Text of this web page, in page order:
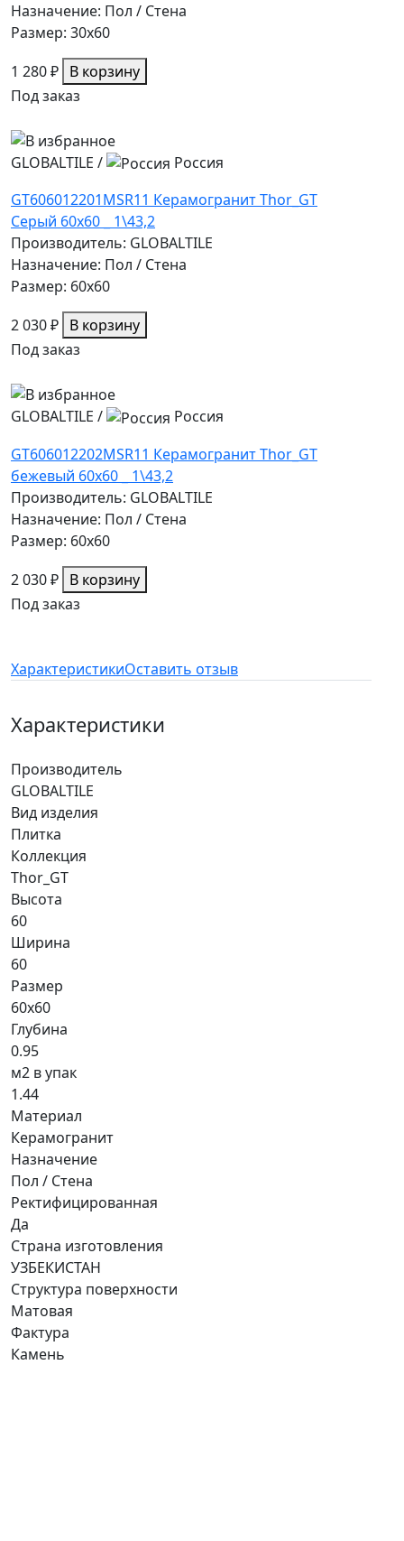
Назначение: Пол / Стена
Размер: 30x60
1 280 ₽ В корзину
Под заказ
GLOBALTILE /
Россия
GT606012201MSR11 Керамогранит Thor_GT
Серый 60x60 _ 1\43,2
Производитель: GLOBALTILE
Назначение: Пол / Стена
Размер: 60x60
2 030 ₽ В корзину
Под заказ
GLOBALTILE /
Россия
GT606012202MSR11 Керамогранит Thor_GT
бежевый 60x60 _ 1\43,2
Производитель: GLOBALTILE
Назначение: Пол / Стена
Размер: 60x60
2 030 ₽ В корзину
Под заказ
ХарактеристикиОставить отзыв
Характеристики
Производитель
GLOBALTILE
Вид изделия
Плитка
Коллекция
Thor_GT
Высота
60
Ширина
60
Размер
60x60
Глубина
0.95
м2 в упак
1.44
Материал
Керамогранит
Назначение
Пол / Стена
Ректифицированная
Да
Страна изготовления
УЗБЕКИСТАН
Структура поверхности
Матовая
Фактура
Камень